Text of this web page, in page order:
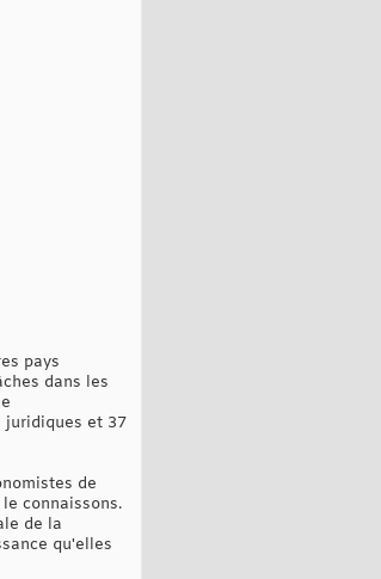
pays
dans les
juridiques et 37
de
connaissons.
de la
qu'elles